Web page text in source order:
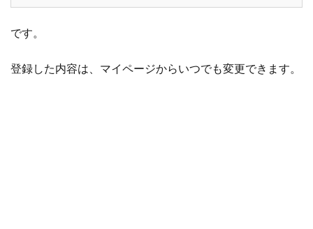
です。
登録した内容は、マイページからいつでも変更できます。